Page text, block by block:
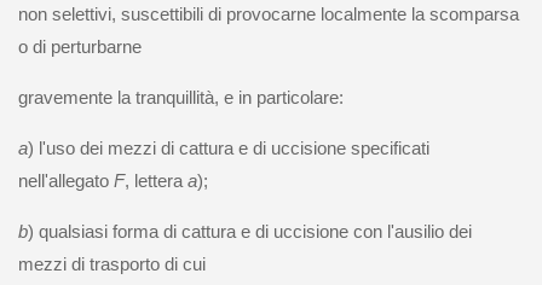
non selettivi, suscettibili di provocarne localmente la scomparsa
o di perturbarne
gravemente la tranquillità, e in particolare:
a) l'uso dei mezzi di cattura e di uccisione specificati
nell'allegato F, lettera a);
b) qualsiasi forma di cattura e di uccisione con l'ausilio dei
mezzi di trasporto di cui